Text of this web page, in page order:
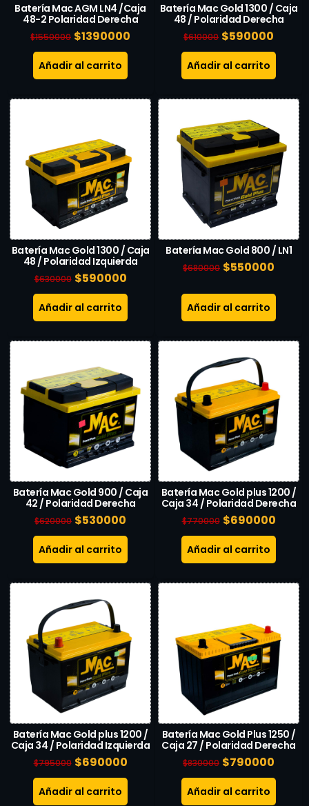
Batería Mac AGM LN4 /Caja
48-2 Polaridad Derecha
$1550000 $1390000
Añadir al carrito
Batería Mac Gold 1300 / Caja
48 / Polaridad Derecha
$610000 $590000
Añadir al carrito
Batería Mac Gold 1300 / Caja
48 / Polaridad Izquierda
$630000 $590000
Añadir al carrito
Batería Mac Gold 800 / LN1
$680000 $550000
Añadir al carrito
Batería Mac Gold 900 / Caja
42 / Polaridad Derecha
$620000 $530000
Añadir al carrito
Batería Mac Gold plus 1200 /
Caja 34 / Polaridad Derecha
$770000 $690000
Añadir al carrito
Batería Mac Gold plus 1200 /
Caja 34 / Polaridad Izquierda
$795000 $690000
Añadir al carrito
Batería Mac Gold Plus 1250 /
Caja 27 / Polaridad Derecha
$830000 $790000
Añadir al carrito